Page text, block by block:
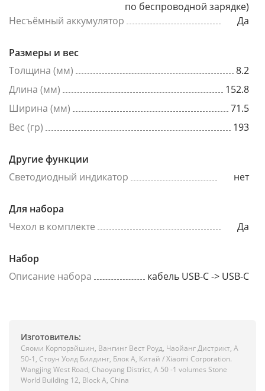
по беспроводной зарядке)
Несъёмный аккумулятор
Да
Размеры и вес
Толщина (мм)
8.2
Длина (мм)
152.8
Ширина (мм)
71.5
Вес (гр)
193
Другие функции
Светодиодный индикатор
нет
Для набора
Чехол в комплекте
Да
Набор
Описание набора
кабель USB-C -> USB-C
Изготовитель:
Сяоми Корпорэйшин, Вангинг Вест Роуд, Чаойанг Дистрикт, А
50-1, Стоун Уолд Билдинг, Блок А, Китай / Xiaomi Corporation.
Wangjing West Road, Chaoyang District, A 50 -1 volumes Stone
World Building 12, Block A, China